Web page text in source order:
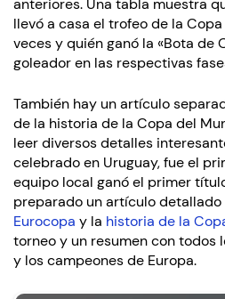
anteriores. Una tabla muestra
llevó a casa el trofeo de la
veces y quién ganó la «Bota de
goleador en las respectivas
También hay un artículo
de la historia de la Copa del
leer diversos detalles
celebrado en Uruguay, fue el
equipo local ganó el primer
preparado un artículo detallado
Eurocopa y la historia de la
torneo y un resumen con todos
y los campeones de Europa.